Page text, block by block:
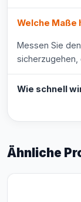
Welche Maße
Messen Sie
sicherzugehen,
Wie schnell
Ähnliche